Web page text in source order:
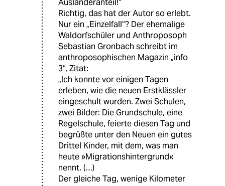
Richtig, das hat der Autor so erlebt.
Nur ein „Einzelfall“? Der ehemalige
Waldorfschüler und Anthroposoph
Sebastian Gronbach schreibt im
anthroposophischen Magazin „info
3“, Zitat:
„Ich konnte vor einigen Tagen
erleben, wie die neuen Erstklässler
eingeschult wurden. Zwei Schulen,
zwei Bilder: Die Grundschule, eine
Regelschule, feierte diesen Tag und
begrüßte unter den Neuen ein gutes
Drittel Kinder, mit dem, was man
heute »Migrationshintergrund«
nennt. (…)
Der gleiche Tag, wenige Kilometer